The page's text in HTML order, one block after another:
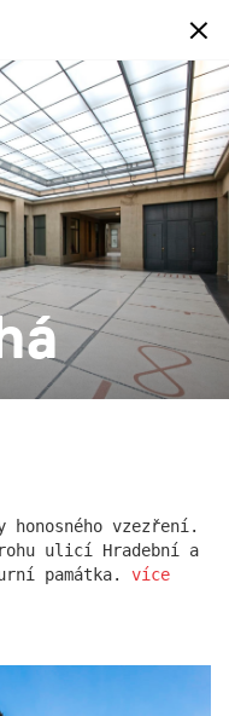
novostavba
více
honosného vzezření.
ulicí Hradební a
památka.
více